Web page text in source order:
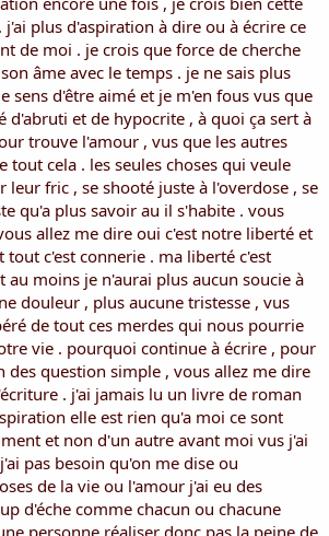
j'ai plus d'aspiration à dire ou à écrire ce
de moi . je crois que force de cherche
âme avec le temps . je ne sais plus
sens d'être aimé et je m'en fous vus que
d'abruti et de hypocrite , à quoi ça sert à
trouve l'amour , vus que les autres
tout cela . les seules choses qui veule
leur fric , se shooté juste à l'overdose , se
qu'a plus savoir au il s'habite . vous
allez me dire oui c'est notre liberté et
c'est connerie . ma liberté c'est
au moins je n'aurai plus aucun soucie à
douleur , plus aucune tristesse , vus
de tout ces merdes qui nous pourrie
vie . pourquoi continue à écrire , pour
des question simple , vous allez me dire
. j'ai jamais lu un livre de roman
elle est rien qu'a moi ce sont
et non d'un autre avant moi vus j'ai
pas besoin qu'on me dise ou
de la vie ou l'amour j'ai eu des
d'éche comme chacun ou chacune
personne réaliser donc pas la peine de